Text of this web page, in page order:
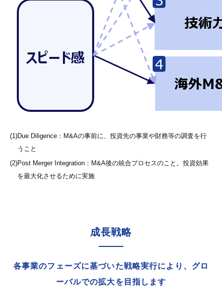
(1)Due Diligence：M&Aの事前に、投資先の事業や財務等の調査を行
うこと
(2)Post Merger Integration：M&A後の統合プロセスのこと。投資効果
を最大化させるために実施
成長戦略
各事業のフェーズに基づいた戦略実行により、 グロ
ーバルでの拡大を目指します